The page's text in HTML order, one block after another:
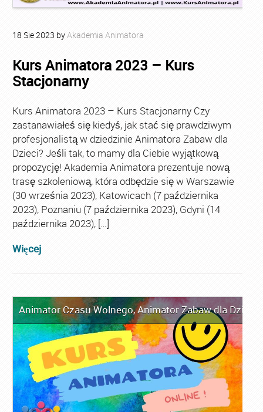
18 Sie2023 byAkademia Animatora
Kurs Animatora 2023 – Kurs
Stacjonarny
Kurs Animatora 2023 – Kurs Stacjonarny Czy
zastanawiałeś się kiedyś, jak stać się prawdziwym
profesjonalistą w dziedzinie Animatora Zabaw dla
Dzieci? Jeśli tak, to mamy dla Ciebie wyjątkową
propozycję! Akademia Animatora prezentuje nową
trasę szkoleniową, która odbędzie się w Warszawie
(30 września 2023), Katowicach (7 października
2023), Poznaniu (7 października 2023), Gdyni (14
października 2023), […]
Więcej
Animator Czasu Wolnego,Animator Zabaw dla Dzieci